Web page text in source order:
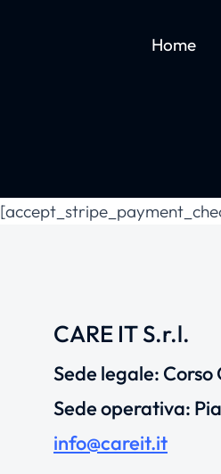
Home
CARE IT S.r.l.
Sede legale: Corso
Sede operativa:
info@careit.it